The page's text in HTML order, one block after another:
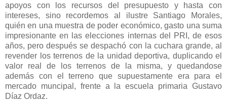
apoyos con los recursos del presupuesto y hasta con
intereses, sino recordemos al ilustre Santiago Morales,
quién en una muestra de poder económico, gasto una suma
impresionante en las elecciones internas del PRI, de esos
años, pero después se despachó con la cuchara grande, al
revender los terrenos de la unidad deportiva, duplicando el
valor real de los terrenos de la misma, y quedandose
además con el terreno que supuestamente era para el
mercado muncipal, frente a la escuela primaria Gustavo
Díaz Ordaz.